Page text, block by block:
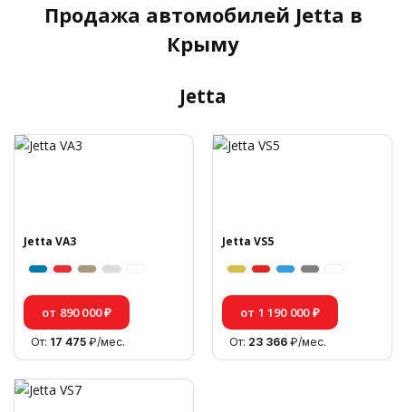
Продажа автомобилей Jetta в
Крыму
Jetta
Jetta VA3
от 890 000 ₽
От: 17 475 ₽/мес.
Jetta VS5
от 1 190 000 ₽
От: 23 366 ₽/мес.